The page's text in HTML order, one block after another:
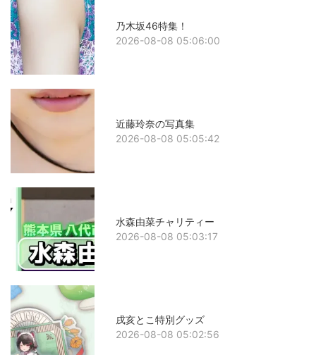
乃木坂46特集！
2026-08-08 05:06:00
近藤玲奈の写真集
2026-08-08 05:05:42
水森由菜チャリティー
2026-08-08 05:03:17
戌亥とこ特別グッズ
2026-08-08 05:02:56